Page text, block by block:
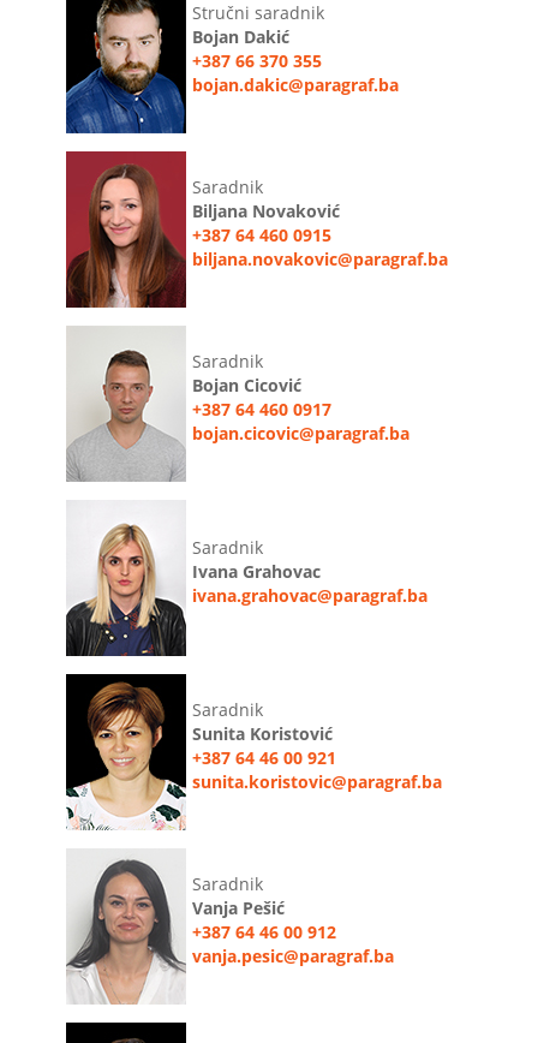
Stručni saradnik
Bojan Dakić
+387 66 370 355
bojan.dakic@paragraf.ba
Saradnik
Biljana Novaković
+387 64 460 0915
biljana.novakovic@paragraf.ba
Saradnik
Bojan Cicović
+387 64 460 0917
bojan.cicovic@paragraf.ba
Saradnik
Ivana Grahovac
ivana.grahovac@paragraf.ba
Saradnik
Sunita Koristović
+387 64 46 00 921
sunita.koristovic@paragraf.ba
Saradnik
Vanja Pešić
+387 64 46 00 912
vanja.pesic@paragraf.ba